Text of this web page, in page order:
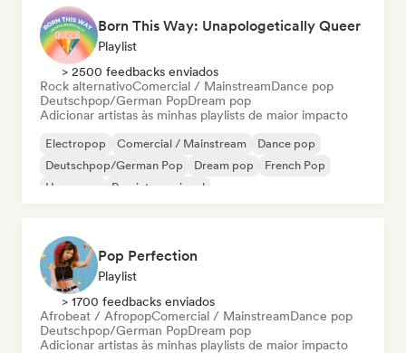
Born This Way: Unapologetically Queer
Playlist
> 2500 feedbacks enviados
Rock alternativoComercial / MainstreamDance pop
Deutschpop/German PopDream pop
Adicionar artistas às minhas playlists de maior impacto
Electropop Comercial / Mainstream
Dance pop
Deutschpop/German Pop
Dream pop
French Pop
Hyperpop
Pop internacional
Pop Perfection
Playlist
> 1700 feedbacks enviados
Afrobeat / AfropopComercial / MainstreamDance pop
Deutschpop/German PopDream pop
Adicionar artistas às minhas playlists de maior impacto